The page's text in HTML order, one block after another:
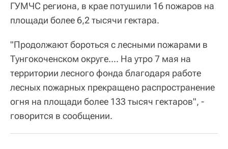
ГУМЧС региона, в крае потушили 16 пожаров на
площади более 6,2 тысячи гектара.
"Продолжают бороться с лесными пожарами в
Тунгокоченском округе.... На утро 7 мая на
территории лесного фонда благодаря работе
лесных пожарных прекращено распространение
огня на площади более 133 тысяч гектаров", -
говорится в сообщении.